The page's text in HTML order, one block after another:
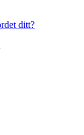
ditt?